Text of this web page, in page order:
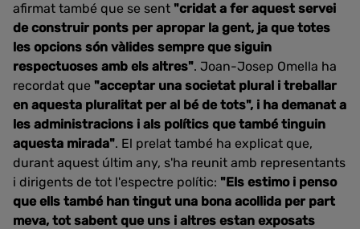
afirmat també que se sent "cridat a fer aquest servei
de construir ponts per apropar la gent, ja que totes
les opcions són vàlides sempre que siguin
respectuoses amb els altres". Joan-Josep Omella ha
recordat que "acceptar una societat plural i treballar
en aquesta pluralitat per al bé de tots", i ha demanat a
les administracions i als polítics que també tinguin
aquesta mirada". El prelat també ha explicat que,
durant aquest últim any, s'ha reunit amb representants
i dirigents de tot l'espectre polític: "Els estimo i penso
que ells també han tingut una bona acollida per part
meva, tot sabent que uns i altres estan exposats